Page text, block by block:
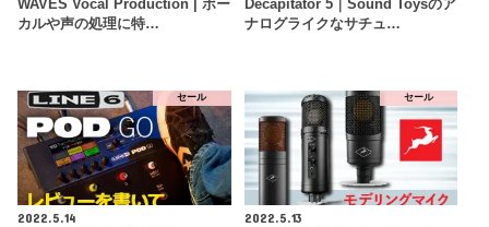
WAVES Vocal Production | ボー
カルや声の処理に特…
Decapitator 5｜Sound Toysのア
ナログライクなサチュ…
セール
2022.5.14
セール
2022.5.13